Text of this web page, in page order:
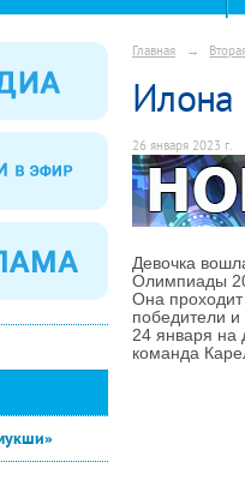
Главная →
Илона
26 января 2023 г.
Девочка
Олимпиады
Она
победители
24 января на
команда